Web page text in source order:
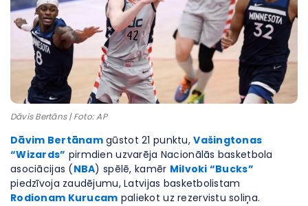
Dāvis Bertāns | Foto: AP
Dāvim Bertānamgūstot 21 punktu,Vašingtonas
“Wizards” pirmdien uzvarēja Nacionālās basketbola
asociācijas (NBA) spēlē, kamēr Milvoki “Bucks”
piedzīvoja zaudējumu, Latvijas basketbolistam
Rodionam Kurucam paliekot uz rezervistu soliņa.